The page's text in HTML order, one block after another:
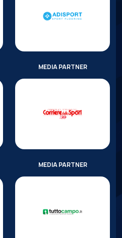
MEDIA PARTNER
MEDIA PARTNER